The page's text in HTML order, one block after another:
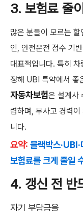
3. 보험료 줄
많은 분들이 모르는
인, 안전운전 점수 기
대표적입니다. 특히
정해 UBI 특약에서 좋
자동차보험은 설계사
렴하며, 무사고 경력
니다.
요약: 블랙박스
보험료를 크게 줄일
4. 갱신 전 반
자기 부담금을